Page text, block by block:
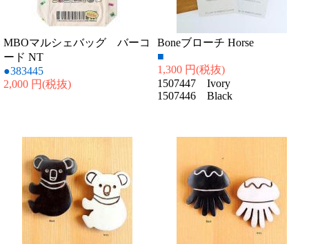
MBOマルシェバッグ バーコ
ード NT
●383445
2,000 円(税抜)
Boneブローチ Horse
■
1,300 円(税抜)
1507447 Ivory
1507446 Black